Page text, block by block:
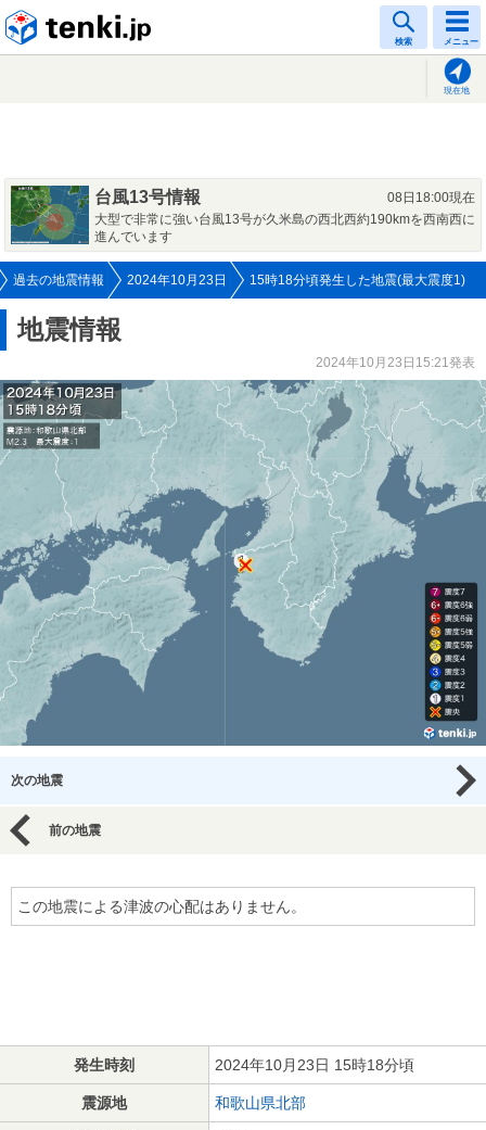
検索 メニュー
現在地
台風13号情報
08日18:00現在
大型で非常に強い台風13号が久米島の西北西約190kmを西南西に
進んでいます
過去の地震情報 2024年10月23日 15時18分頃発生した地震(最大震度1)
地震情報
2024年10月23日15:21発表
次の地震
前の地震
この地震による津波の心配はありません。
発生時刻 2024年10月23日 15時18分頃
震源地 和歌山県北部